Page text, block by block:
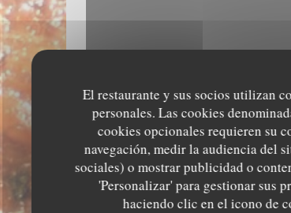
El restaurante y sus socios utilizan
personales. Las cookies
cookies opcionales requieren su
navegación, medir la audiencia del
sociales) o mostrar publicidad o
'Personalizar' para gestionar sus
haciendo clic en el icono de
Para mostrar el mapa interactivo de Waze, debe